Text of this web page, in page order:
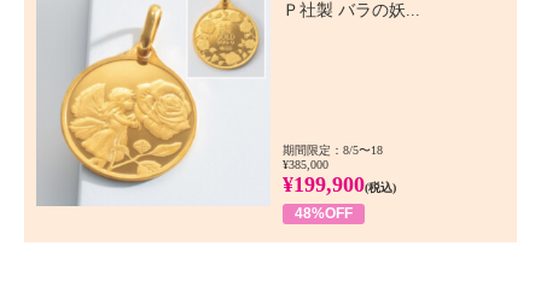
Ｐ社製 バラの妖...
期間限定：8/5〜18
¥385,000
¥199,900(税込)
48%OFF